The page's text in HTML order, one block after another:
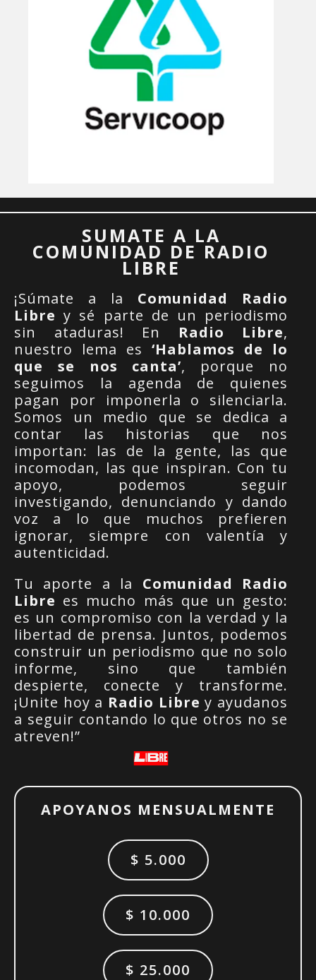
SUMATE A LA
COMUNIDAD DE RADIO
LIBRE
¡Súmate a la Comunidad Radio
Libre y sé parte de un periodismo
sin ataduras! En Radio Libre,
nuestro lema es ‘Hablamos de lo
que se nos canta’, porque no
seguimos la agenda de quienes
pagan por imponerla o silenciarla.
Somos un medio que se dedica a
contar las historias que nos
importan: las de la gente, las que
incomodan, las que inspiran. Con tu
apoyo, podemos seguir
investigando, denunciando y dando
voz a lo que muchos prefieren
ignorar, siempre con valentía y
autenticidad.
Tu aporte a la Comunidad Radio
Libre es mucho más que un gesto:
es un compromiso con la verdad y la
libertad de prensa. Juntos, podemos
construir un periodismo que no solo
informe, sino que también
despierte, conecte y transforme.
¡Unite hoy a Radio Libre y ayudanos
a seguir contando lo que otros no se
atreven!”
APOYANOS MENSUALMENTE
$ 5.000
$ 10.000
$ 25.000